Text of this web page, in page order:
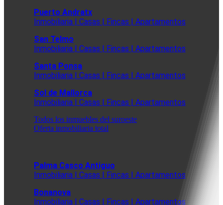
Puerto Andratx
Inmobiliaria | Casas | Fincas | Apartamentos
San Telmo
Inmobiliaria | Casas | Fincas | Apartamentos
Santa Ponsa
Inmobiliaria | Casas | Fincas | Apartamentos
Sol de Mallorca
Inmobiliaria | Casas | Fincas | Apartamentos
Todos los inmuebles del suroeste
Oferta inmobiliaria total
Palma Casco Antiguo
Inmobiliaria | Casas | Fincas | Apartamentos
Bonanova
Inmobiliaria | Casas | Fincas | Apartamentos